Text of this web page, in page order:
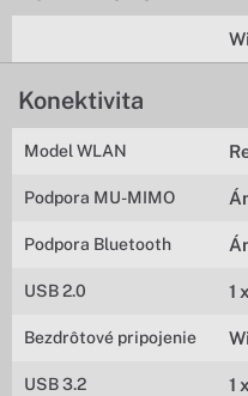
Konektivita
Model WLAN
Podpora MU-MIMO
Podpora Bluetooth
USB 2.0 1 x
Bezdrôtové pripojenie
USB 3.2 1 x